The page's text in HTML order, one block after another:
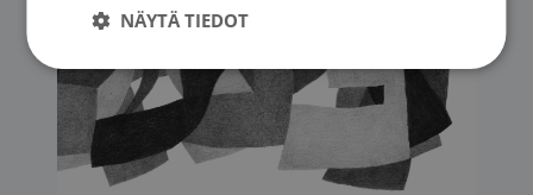
NÄYTÄ TIEDOT